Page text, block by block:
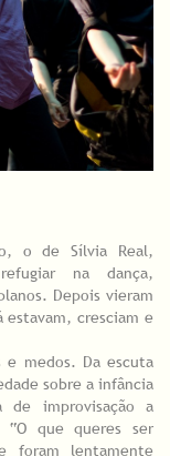
o de Sílvia Real,
na dança,
Depois vieram
cresciam e
e medos. Da escuta
sobre a infância
de improvisação a
“O que queres ser
foram lentamente